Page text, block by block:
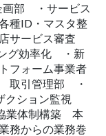
画部 ・サービス
種ID・マスタ整
サービス審査
グ効率化 ・新
フォーム事業者
取引管理部 ・
クション監視
業体制構築 本
務からの業務巻